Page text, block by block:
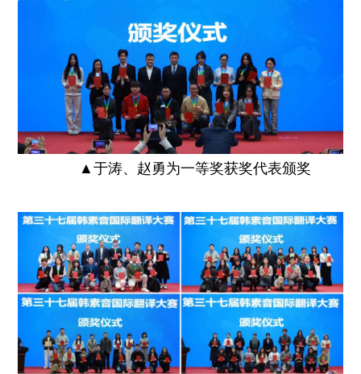
▲ 于涛、赵勇为一等奖获奖代表颁奖